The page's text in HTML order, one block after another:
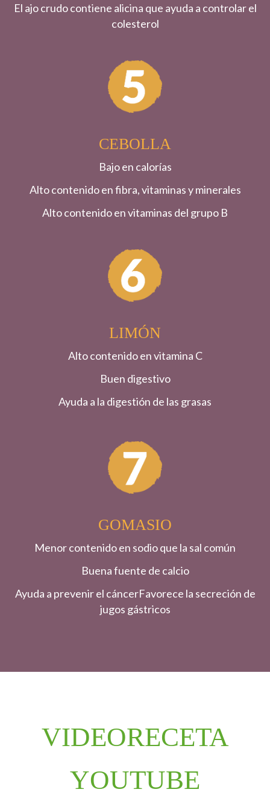
El ajo crudo contiene alicina que ayuda a controlar el
colesterol
CEBOLLA
Bajo en calorías
Alto contenido en fibra, vitaminas y minerales
Alto contenido en vitaminas del grupo B
LIMÓN
Alto contenido en vitamina C
Buen digestivo
Ayuda a la digestión de las grasas
GOMASIO
Menor contenido en sodio que la sal común
Buena fuente de calcio
Ayuda a prevenir el cáncerFavorece la secreción de
jugos gástricos
VIDEORECETA
YOUTUBE